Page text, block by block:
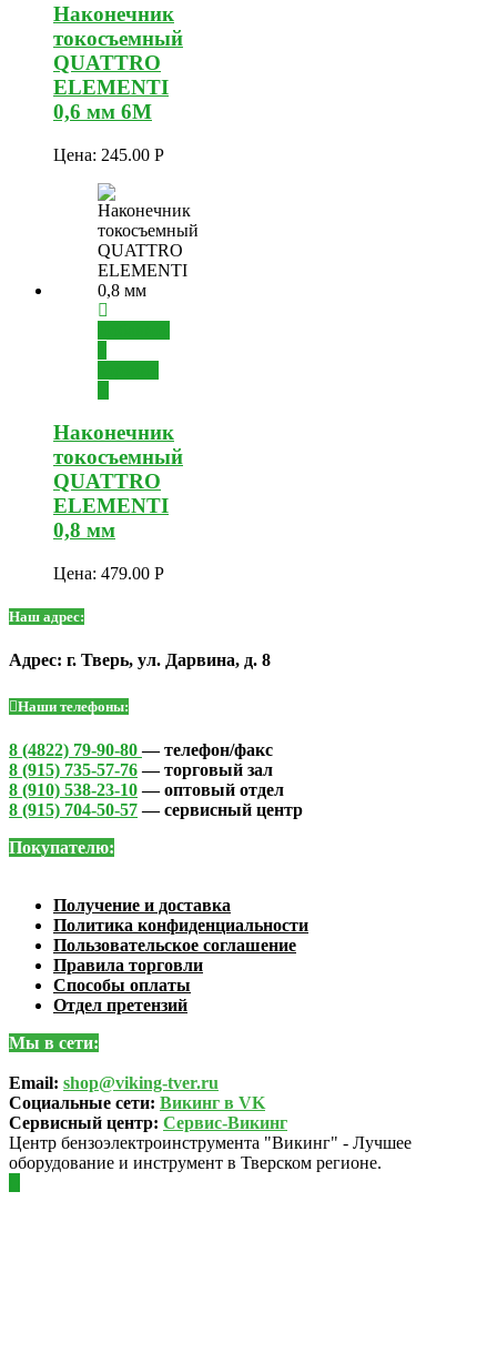
Наконечник
токосъемный
QUATTRO
ELEMENTI
0,6 мм 6М
Цена: 245.00 Р
Наконечник
токосъемный
QUATTRO
ELEMENTI
0,8 мм
Цена: 479.00 Р
Наш адрес:
Адрес: г. Тверь, ул. Дарвина, д. 8
Наши телефоны:
8 (4822) 79-90-80— телефон/факс
8 (915) 735-57-76— торговый зал
8 (910) 538-23-10— оптовый отдел
8 (915) 704-50-57— сервисный центр
Покупателю:
Получение и доставка
Политика конфиденциальности
Пользовательское соглашение
Правила торговли
Способы оплаты
Отдел претензий
Мы в сети:
Email: shop@viking-tver.ru
Социальные сети: Викинг в VK
Сервисный центр: Сервис-Викинг
Центр бензоэлектроинструмента "Викинг" - Лучшее
оборудование и инструмент в Тверском регионе.